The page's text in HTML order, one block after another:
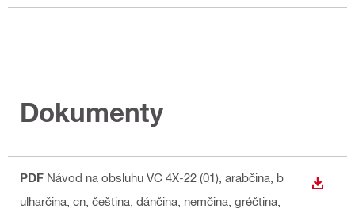
Dokumenty
PDF Návod na obsluhu VC 4X-22 (01) , arabčina, b
ulharčina, cn, čeština, dánčina, nemčina, gréčtina,